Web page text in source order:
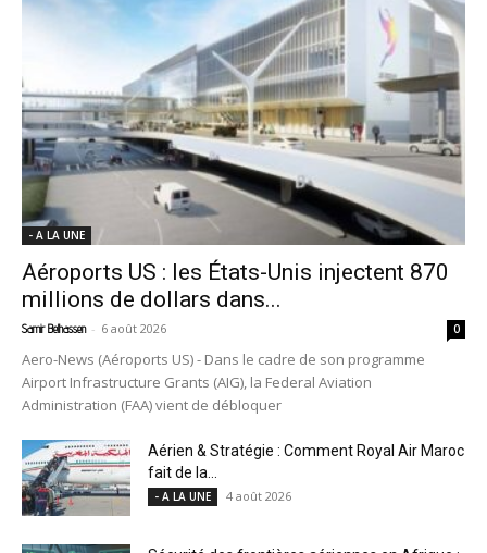
- A LA UNE
Aéroports US : les États-Unis injectent 870
millions de dollars dans...
Samir Belhassen - 6 août 2026 0
Aero-News (Aéroports US) - Dans le cadre de son programme
Airport Infrastructure Grants (AIG), la Federal Aviation
Administration (FAA) vient de débloquer
Aérien & Stratégie : Comment Royal Air Maroc
fait de la...
- A LA UNE 4 août 2026